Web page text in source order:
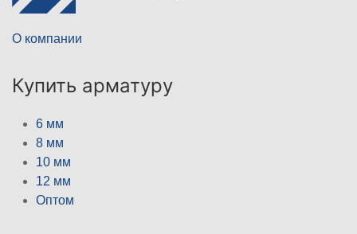
О компании
Купить арматуру
6 мм
8 мм
10 мм
12 мм
Оптом